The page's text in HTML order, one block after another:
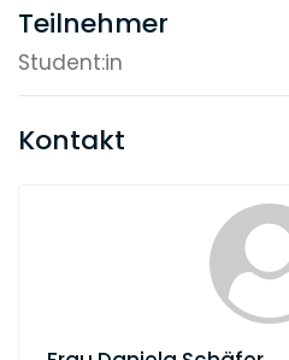
Teilnehmer
Student:in
Kontakt